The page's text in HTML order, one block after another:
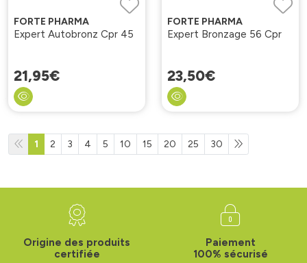
FORTE PHARMA
Expert Autobronz Cpr 45
21,95€
FORTE PHARMA
Expert Bronzage 56 Cpr
23,50€
1 2 3 4 5 10 15 20 25 30
Origine des produits
certifiée
Paiement
100% sécurisé